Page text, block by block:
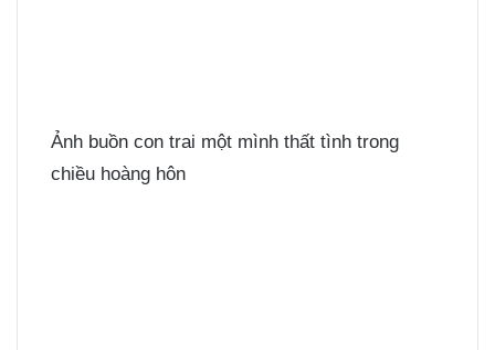
Ảnh buồn con trai một mình thất tình trong
chiều hoàng hôn